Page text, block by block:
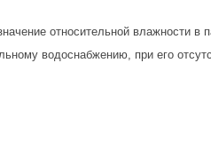
относительной влажности в
водоснабжению, при его